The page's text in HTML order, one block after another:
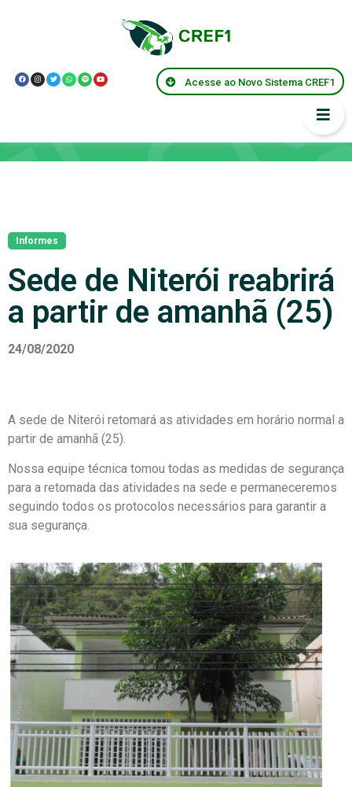
Acesse ao Novo Sistema CREF1
Informes
Sede de Niterói reabrirá
a partir de amanhã (25)
24/08/2020
A sede de Niterói retomará as atividades em horário normal a
partir de amanhã (25).
Nossa equipe técnica tomou todas as medidas de segurança
para a retomada das atividades na sede e permaneceremos
seguindo todos os protocolos necessários para garantir a
sua segurança.